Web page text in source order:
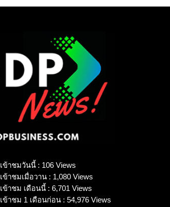
เข้าชมวันนี้ : 106 Views
เข้าชมเมื่อวาน : 1,080 Views
เข้าชม เดือนนี้ : 6,701 Views
เข้าชม 1 เดือนก่อน : 54,976 Views